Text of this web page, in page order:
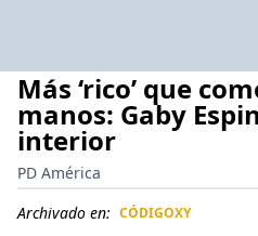
Más ‘rico’ que
manos: Gaby
interior
PD América
Archivado en: CÓDIGOXY